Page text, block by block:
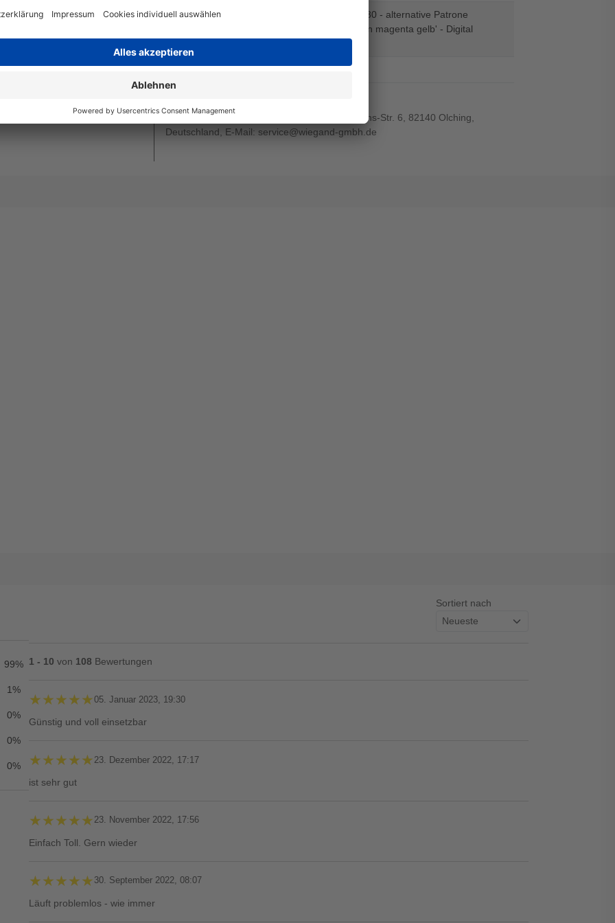
Beschreibung
Brother LC-1100, LC-980 - alternative Patrone
MultiPack 'schwarz cyan magenta gelb' - Digital
Art kompatibel
Wiegand & Partner GmbH, Werner-von-Siemens-Str. 6, 82140 Olching,
Deutschland, E-Mail: service@wiegand-gmbh.de
99%
1%
0%
0%
0%
Sortiert nach
1 - 10 von 108 Bewertungen
★★★★★
★★★★★05. Januar 2023, 19:30
Günstig und voll einsetzbar
★★★★★
★★★★★ 23. Dezember 2022, 17:17
ist sehr gut
★★★★★
★★★★★ 23. November 2022, 17:56
Einfach Toll. Gern wieder
★★★★★
★★★★★ 30. September 2022, 08:07
Läuft problemlos - wie immer